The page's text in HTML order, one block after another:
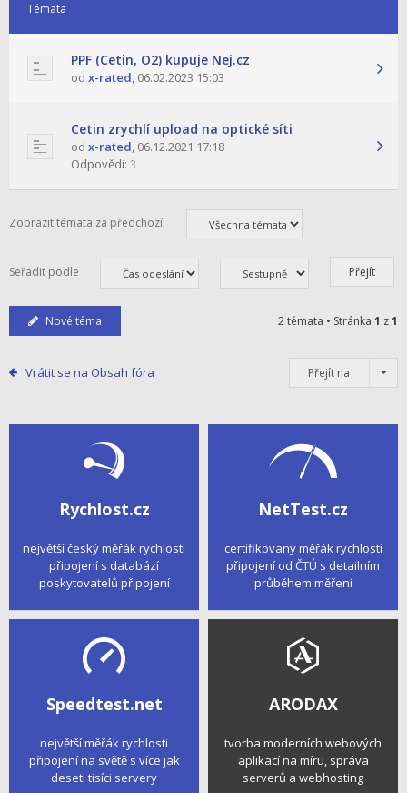
Témata
PPF (Cetin, O2) kupuje Nej.cz
od x-rated, 06.02.2023 15:03
Cetin zrychlí upload na optické síti
od x-rated, 06.12.2021 17:18
Odpovědi: 3
Zobrazit témata za předchozí:
Seřadit podle
Nové téma 2 témata • Stránka 1 z1
Vrátit se na Obsah fóra Přejít na
Rychlost.cz
největší český měřák rychlosti
připojení s databází
poskytovatelů připojení
NetTest.cz
certifikovaný měřák rychlosti
připojení od ČTÚ s detailním
průběhem měření
Speedtest.net
největší měřák rychlosti
připojení na světě s více jak
deseti tisíci servery
ARODAX
tvorba moderních webových
aplikací na míru, správa
serverů a webhosting